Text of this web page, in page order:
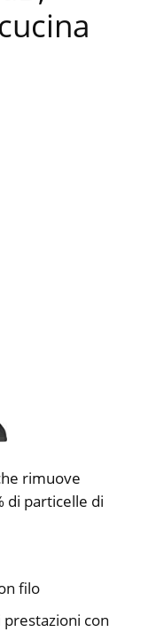
rimuove
di particelle di
filo
con